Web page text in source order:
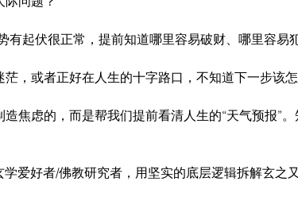
有起伏很正常，提前知道哪里容易破财、哪里容易
，或者正好在人生的十字路口，不知道下一步该怎
焦虑的，而是帮我们提前看清人生的“天气预报”
爱好者/佛教研究者，用坚实的底层逻辑拆解玄之